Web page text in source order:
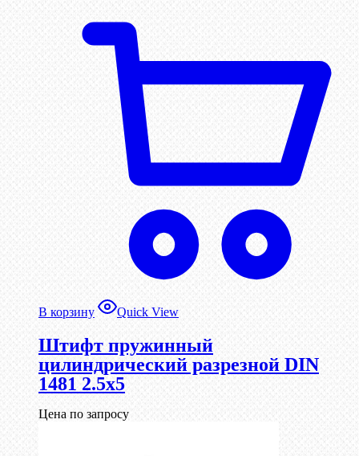
В корзину Quick View
Штифт пружинный
цилиндрический разрезной DIN
1481 2.5х5
Цена по запросу